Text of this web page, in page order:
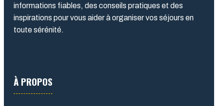
informations fiables, des conseils pratiques et des
inspirations pour vous aider à organiser vos séjours en
toute sérénité.
À PROPOS